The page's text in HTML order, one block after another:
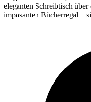
eleganten Schreibtisch
imposanten Bücherregal –